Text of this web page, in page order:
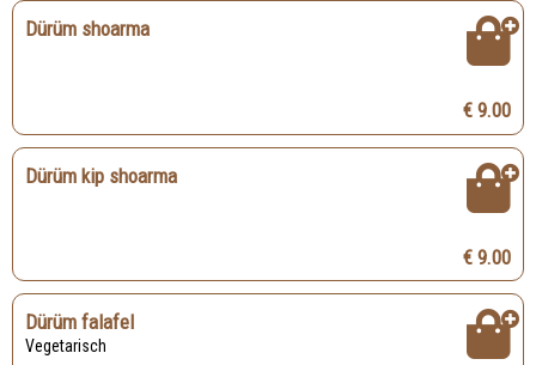
Dürüm shoarma
€ 9.00
Dürüm kip shoarma
€ 9.00
Dürüm falafel
Vegetarisch